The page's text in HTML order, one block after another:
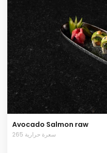
Avocado Salmon raw
265 سعرة حرارية